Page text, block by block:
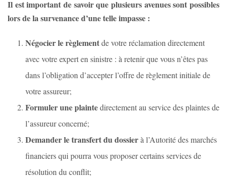
Il est important de savoir que plusieurs avenues sont possibles
lors de la survenance d’une telle impasse :
Négocier le règlementde votre réclamation directement
avec votre expert en sinistre : à retenir que vous n’êtes pas
dans l’obligation d’accepter l’offre de règlement initiale de
votre assureur;
Formuler une plaintedirectement au service des plaintes de
l’assureur concerné;
Demander le transfert du dossierà l’Autorité des marchés
financiers qui pourra vous proposer certains services de
résolution du conflit;